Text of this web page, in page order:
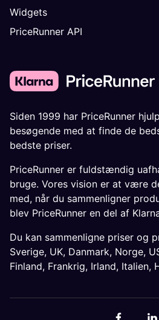
Widgets
PriceRunner API
Siden 1999 har PriceRunner
besøgende med at finde de
bedste priser.
PriceRunner er fuldstændig
bruge. Vores vision er at være
med, når du sammenligner
blev PriceRunner en del af
Du kan sammenligne priser og
Sverige, UK, Danmark, Norge,
Finland, Frankrig, Irland, Italien,